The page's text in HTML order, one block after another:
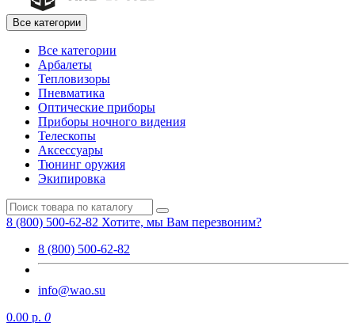
Все категории
Все категории
Арбалеты
Тепловизоры
Пневматика
Оптические приборы
Приборы ночного видения
Телескопы
Аксессуары
Тюнинг оружия
Экипировка
8 (800) 500-62-82 Хотите, мы Вам перезвоним?
8 (800) 500-62-82
info@wao.su
0.00 р. 0